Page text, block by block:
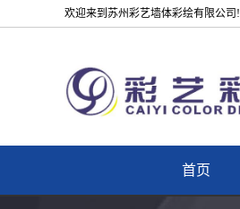
欢迎来到苏州彩艺墙体彩绘有限公司!
首页